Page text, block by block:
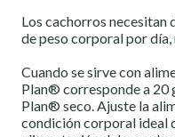
Los cachorros necesitan
de peso corporal por
Cuando se sirve con
Plan® corresponde a 20
Plan® seco. Ajuste la
condición corporal ideal